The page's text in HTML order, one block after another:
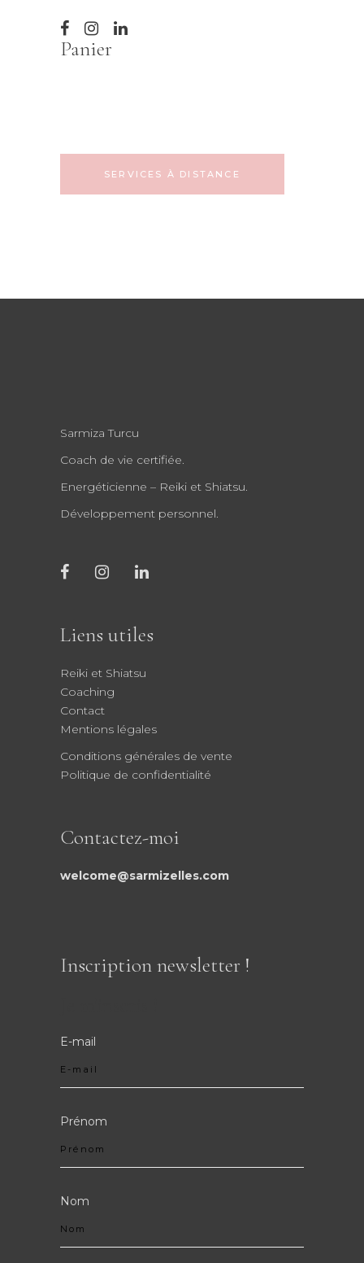
Panier
SERVICES À DISTANCE
Sarmiza Turcu
Coach de vie certifiée.
Energéticienne – Reiki et Shiatsu.
Développement personnel.
Liens utiles
Reiki et Shiatsu
Coaching
Contact
Mentions légales
Conditions générales de vente
Politique de confidentialité
Contactez-moi
welcome@sarmizelles.com
Inscription newsletter !
E-mail
Prénom
Nom